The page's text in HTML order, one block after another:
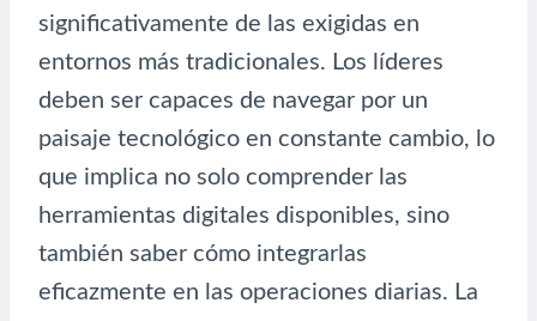
significativamente de las exigidas en
entornos más tradicionales. Los líderes
deben ser capaces de navegar por un
paisaje tecnológico en constante cambio, lo
que implica no solo comprender las
herramientas digitales disponibles, sino
también saber cómo integrarlas
eficazmente en las operaciones diarias. La